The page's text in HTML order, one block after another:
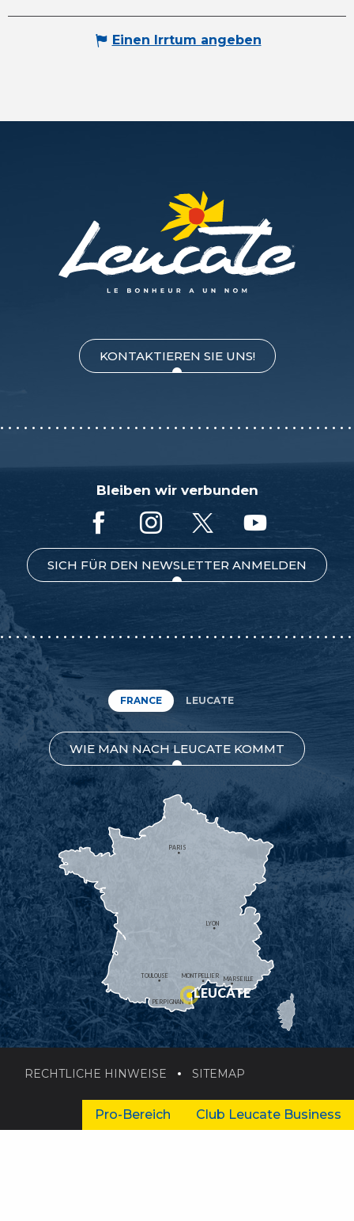
Einen Irrtum angeben
KONTAKTIEREN SIE UNS!
Bleiben wir verbunden
SICH FÜR DEN NEWSLETTER ANMELDEN
FRANCE LEUCATE
WIE MAN NACH LEUCATE KOMMT
MONTPELLIER
PERPIGNAN
MARSEILLE
TOULOUSE
LYON
PARIS
LEUCATE
RECHTLICHE HINWEISE SITEMAP
Pro-Bereich Club Leucate Business